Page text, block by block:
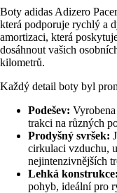
Boty adidas Adizero
která podporuje rychlý a
amortizaci, která
dosáhnout vašich
kilometrů.
Každý detail boty byl
Podešev:
trakci na různých
Prodyšný svršek:
cirkulaci vzduchu,
nejintenzivnějších
Lehká konstrukce:
pohyb, ideální pro